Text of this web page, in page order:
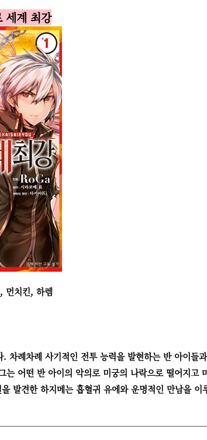
세계 최강
먼치킨, 하렘
차례차례 사기적인 전투 능력을 발현하는 반 아이들
어떤 반 아이의 악의로 미궁의 나락으로 떨어지고
발견한 하지메는 흡혈귀 유에와 운명적인 만남을 이